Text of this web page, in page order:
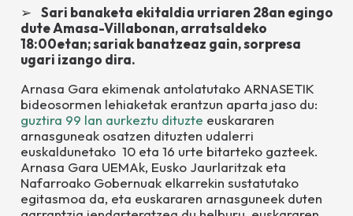
➢ Sari banaketa ekitaldia urriaren 28an egingo
dute Amasa-Villabonan, arratsaldeko
18:00etan; sariak banatzeaz gain, sorpresa
ugari izango dira.
Arnasa Gara ekimenak antolatutako ARNASETIK
bideosormen lehiaketak erantzun aparta jaso du:
guztira 99 lan aurkeztu dituzte euskararen
arnasguneak osatzen dituzten udalerri
euskaldunetako 10 eta 16 urte bitarteko gazteek.
Arnasa Gara UEMAk, Eusko Jaurlaritzak eta
Nafarroako Gobernuak elkarrekin sustatutako
egitasmoa da, eta euskararen arnasguneek duten